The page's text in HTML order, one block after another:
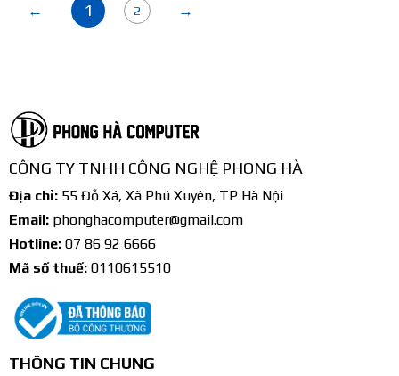
← 1 2 →
CÔNG TY TNHH CÔNG NGHỆ PHONG HÀ
Địa chỉ: 55 Đỗ Xá, Xã Phú Xuyên, TP Hà Nội
Email: phonghacomputer@gmail.com
Hotline: 07 86 92 6666
Mã số thuế: 0110615510
THÔNG TIN CHUNG